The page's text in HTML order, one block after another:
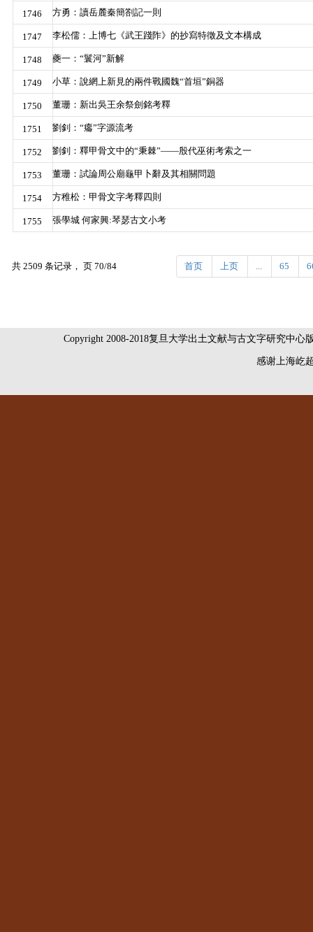
1746 方勇：讀岳麓秦簡劄記一則
1747 李松儒：上博七《武王踐阼》的抄寫特徵及文本構成
1748 夔一：“鬟河”新解
1749 小草：說網上新見的兩件戰國魏“首垣”銅器
1750 董珊：新出吳王余祭劍銘考釋
1751 劉釗：“癟”字源流考
1752 劉釗：釋甲骨文中的“秉棘”——殷代巫術考索之一
1753 董珊：試論周公廟龜甲卜辭及其相關問題
1754 方稚松：甲骨文字考釋四則
1755 張學城 何家興:琴瑟古文小考
共 2509 条记录， 页 70/84 首页 上页 ... 65
Copyright 2008-2018复旦大学出土文献与古文字研究中
感谢上海屹